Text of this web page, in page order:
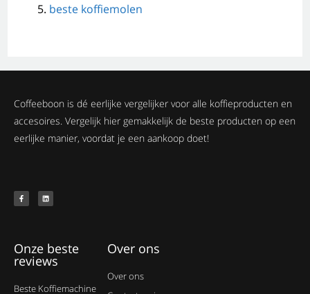
beste koffiemolen
Coffeeboon is dé eerlijke vergelijker voor alle koffieproducten en
accesoires. Vergelijk hier gemakkelijk de beste producten op een
eerlijke manier, voordat je een aankoop doet!
Onze beste
reviews
Beste Koffiemachine
Over ons
Over ons